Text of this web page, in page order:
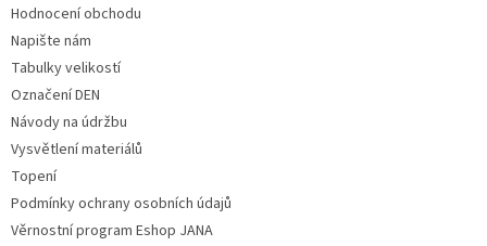
Hodnocení obchodu
Napište nám
Tabulky velikostí
Označení DEN
Návody na údržbu
Vysvětlení materiálů
Topení
Podmínky ochrany osobních údajů
Věrnostní program Eshop JANA